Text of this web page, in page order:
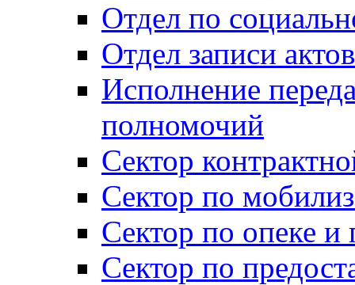
Отдел по
Отдел записи
Исполнение
полномочий
Сектор
Сектор по
Сектор по опеке и
Сектор по